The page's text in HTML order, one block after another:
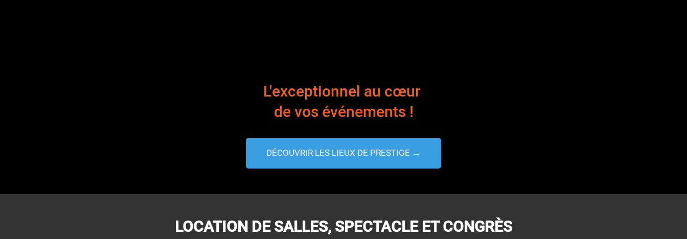
L'exceptionnel au cœur
de vos événements !
DÉCOUVRIR LES LIEUX DE PRESTIGE →
LOCATION DE SALLES, SPECTACLE ET CONGRÈS